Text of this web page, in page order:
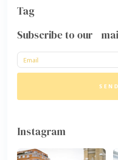
Tag
Subscribe to our
SEND
Instagram